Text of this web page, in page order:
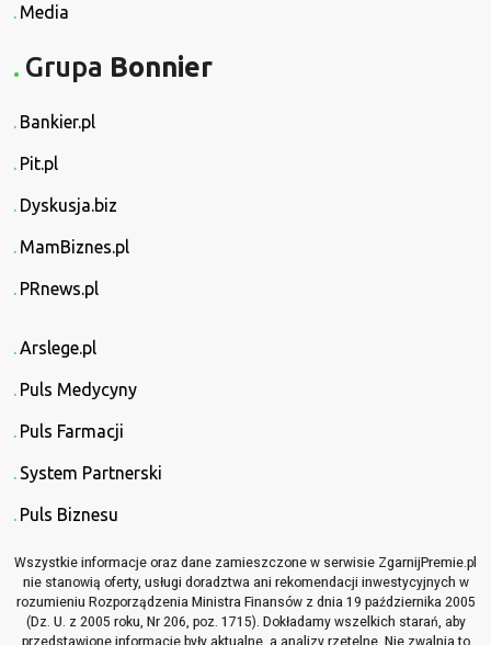
Media
Grupa Bonnier
Bankier.pl
Pit.pl
Dyskusja.biz
MamBiznes.pl
PRnews.pl
Arslege.pl
Puls Medycyny
Puls Farmacji
System Partnerski
Puls Biznesu
Wszystkie informacje oraz dane zamieszczone w serwisie ZgarnijPremie.pl
nie stanowią oferty, usługi doradztwa ani rekomendacji inwestycyjnych w
rozumieniu Rozporządzenia Ministra Finansów z dnia 19 października 2005
(Dz. U. z 2005 roku, Nr 206, poz. 1715). Dokładamy wszelkich starań, aby
przedstawione informacje były aktualne, a analizy rzetelne. Nie zwalnia to